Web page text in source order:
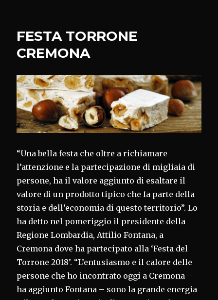
FESTA TORRONE
CREMONA
“Una bella festa che oltre a richiamare
l’attenzione e la partecipazione di migliaia di
persone, ha il valore aggiunto di esaltare il
valore di un prodotto tipico che fa parte della
storia e dell’economia di questo territorio”. Lo
ha detto nel pomeriggio il presidente della
Regione Lombardia, Attilio Fontana, a
Cremona dove ha partecipato alla ‘Festa del
Torrone 2018’. “L’entusiasmo e il calore delle
persone che ho incontrato oggi a Cremona –
ha aggiunto Fontana – sono la grande energia